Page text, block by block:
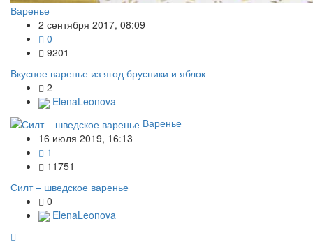
Варенье
2 сентября 2017, 08:09
0
9201
Вкусное варенье из ягод брусники и яблок
2
ElenaLeonova
Варенье
16 июля 2019, 16:13
1
11751
Силт – шведское варенье
0
ElenaLeonova